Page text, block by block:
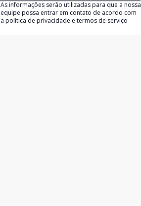
As informações serão utilizadas para que a nossa
equipe possa entrar em contato de acordo com
a política de privacidade e termos de serviço